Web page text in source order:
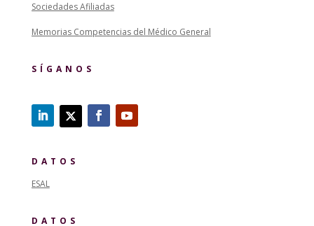
Sociedades Afiliadas
Memorias Competencias del Médico General
SÍGANOS
DATOS
ESAL
DATOS